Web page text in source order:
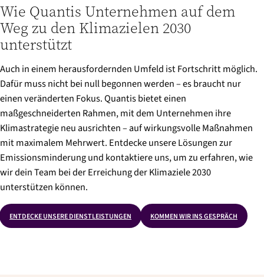
Wie Quantis Unternehmen auf dem
Weg zu den Klimazielen 2030
unterstützt
Auch in einem herausfordernden Umfeld ist Fortschritt möglich.
Dafür muss nicht bei null begonnen werden – es braucht nur
einen veränderten Fokus. Quantis bietet einen
maßgeschneiderten Rahmen, mit dem Unternehmen ihre
Klimastrategie neu ausrichten – auf wirkungsvolle Maßnahmen
mit maximalem Mehrwert. Entdecke unsere Lösungen zur
Emissionsminderung und kontaktiere uns, um zu erfahren, wie
wir dein Team bei der Erreichung der Klimaziele 2030
unterstützen können.
ENTDECKE UNSERE DIENSTLEISTUNGEN KOMMEN WIR INS GESPRÄCH